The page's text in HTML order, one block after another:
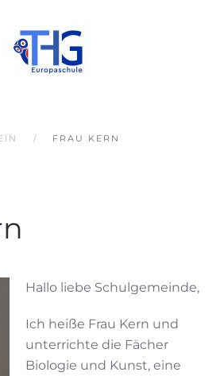
FRAU KERN
Hallo liebe Schulgemeinde,
Ich heiße Frau Kern und
unterrichte die Fächer
Biologie und Kunst, eine